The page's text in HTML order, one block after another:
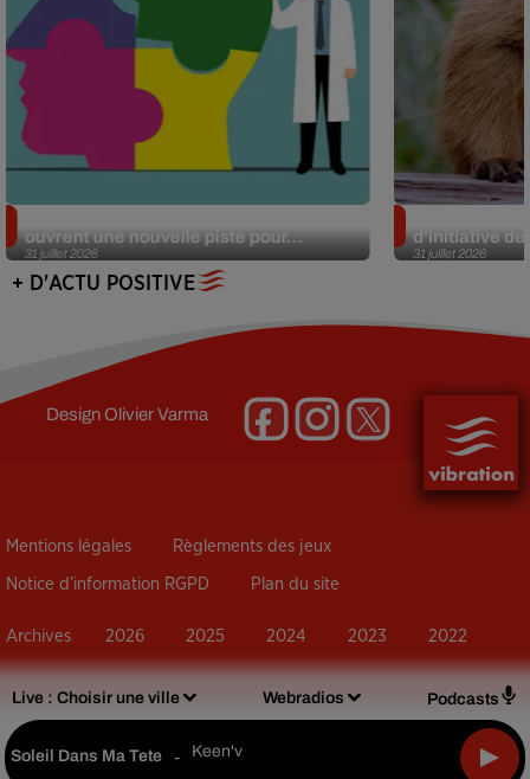
Live : Choisir une ville Webradios Podcasts
Soleil Dans Ma Tete - Keen'v
31 juillet 2026
ouvrent une nouvelle piste pour...
31 juillet 2026
d’initiative
+ D'ACTU POSITIVE
DesignOlivier Varma
Mentions légales Règlements des jeux
Notice d’information RGPD Plan du site
Archives 2026 2025 2024 2023 2022